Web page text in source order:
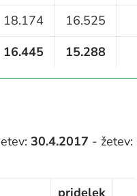
18.174 16.525
16.445 15.288
30.4.2017 - žetev:
pridelek